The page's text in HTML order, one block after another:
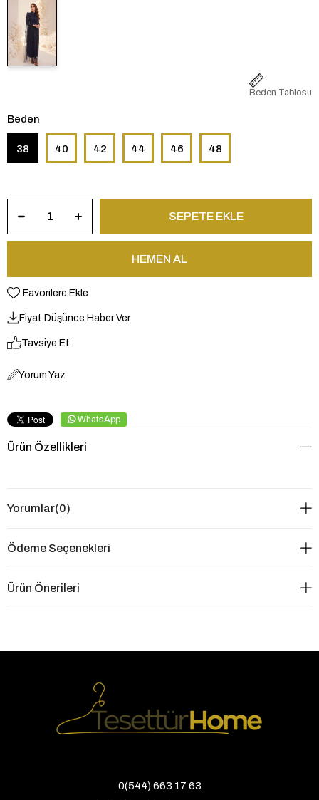
Beden Tablosu
Beden
38 40 42 44 46 48
Favorilere Ekle
Fiyat Düşünce Haber Ver
Tavsiye Et
Yorum Yaz
WhatsApp
Ürün Özellikleri
Yorumlar(0)
Ödeme Seçenekleri
Ürün Önerileri
0(544) 663 17 63